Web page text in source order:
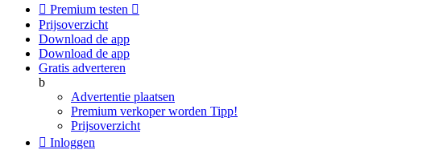
 Premium testen 
Prijsoverzicht
Download de app
Download de app
Gratis adverteren
b
Advertentie plaatsen
Premium verkoper worden Tipp!
Prijsoverzicht
 Inloggen